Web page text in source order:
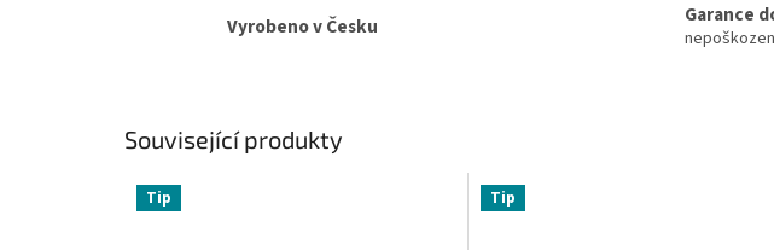
Vyrobeno v Česku Garance
Související produkty
Tip Tip